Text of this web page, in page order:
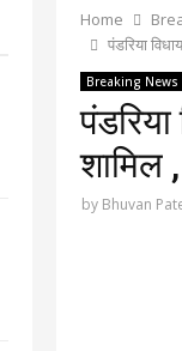
Home
पंडरिया
Breaking News
शामिल
by Bhuvan